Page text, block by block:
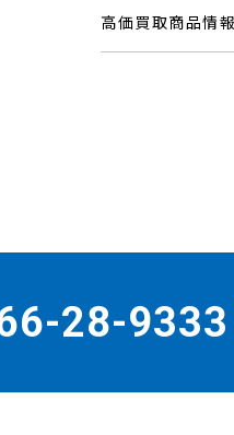
高価買取商品情
28-9333